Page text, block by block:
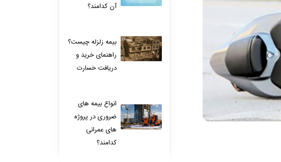
آن کدامند؟
بیمه زلزله چیست؟
راهنمای خرید و
دریافت خسارت
انواع بیمه های
ضروری در پروژه
های عمرانی
کدامند؟